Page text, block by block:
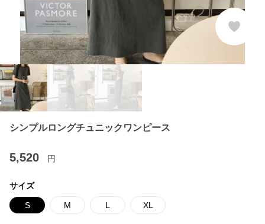
シンプルロングチュニックワンピース
5,520 円
サイズ
S M L XL